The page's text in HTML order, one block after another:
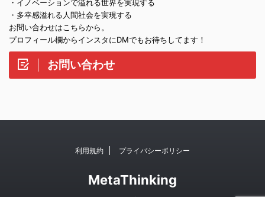
・イノベーションで溢れる世界を実現する
・多幸感溢れる人間社会を実現する
お問い合わせはこちらから。
プロフィール欄からインスタにDMでもお待ちしてます！
お問い合わせ
利用規約 プライバシーポリシー
MetaThinking